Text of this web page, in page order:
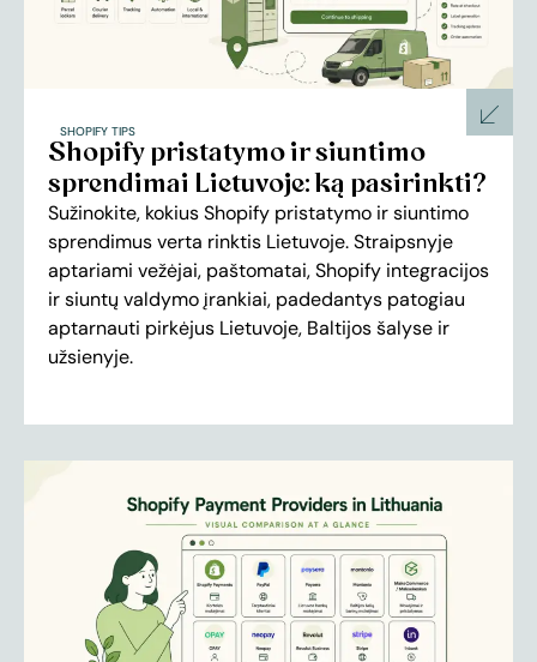
SHOPIFY TIPS
Shopify pristatymo ir siuntimo
sprendimai Lietuvoje: ką pasirinkti?
Sužinokite, kokius Shopify pristatymo ir siuntimo
sprendimus verta rinktis Lietuvoje. Straipsnyje
aptariami vežėjai, paštomatai, Shopify integracijos
ir siuntų valdymo įrankiai, padedantys patogiau
aptarnauti pirkėjus Lietuvoje, Baltijos šalyse ir
užsienyje.